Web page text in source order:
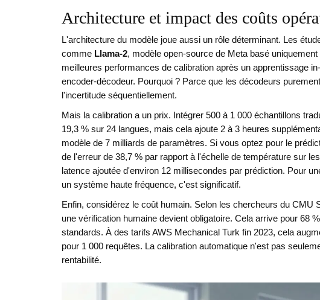
Architecture et impact des coûts
L'architecture du modèle joue aussi un rôle déterminant. Les
comme Llama-2, modèle open-source de Meta basé
meilleures performances de calibration après un apprentissage
encoder-décodeur. Pourquoi ? Parce que les décodeurs
l'incertitude séquentiellement.
Mais la calibration a un prix. Intégrer 500 à 1 000 échantillons
19,3 % sur 24 langues, mais cela ajoute 2 à 3 heures
modèle de 7 milliards de paramètres. Si vous optez pour le
de l'erreur de 38,7 % par rapport à l'échelle de température sur
latence ajoutée d'environ 12 millisecondes par prédiction. Pour
un système haute fréquence, c'est significatif.
Enfin, considérez le coût humain. Selon les chercheurs du CMU
une vérification humaine devient obligatoire. Cela arrive pour 68
standards. À des tarifs AWS Mechanical Turk fin 2023, cela
pour 1 000 requêtes. La calibration automatique n'est pas
rentabilité.